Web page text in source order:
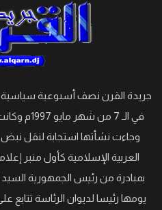
جريدة القرن نصف أسبوعية
في الـ 7 من
وجاءت نشأتها استجابة لنقل نبض
العربية الإسلامية كأول منبر
بمبادرة من رئيس الجمهورية
يومها رئيسا لديوان الرئاسة